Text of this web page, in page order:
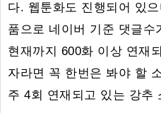
다. 웹툰화도 진행되어 있
품으로 네이버 기준 댓글수
현재까지 600화 이상 연재
자라면 꼭 한번은 봐야 할
주 4회 연재되고 있는 강추